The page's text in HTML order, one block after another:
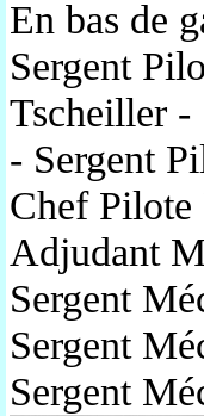
En bas de
Sergent
Tscheiller -
- Sergent
Chef
Adjudant
Sergent
Sergent
Sergent